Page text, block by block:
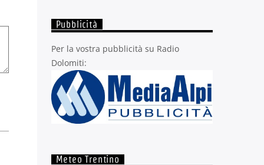
Pubblicità
Per la vostra pubblicità su Radio
Dolomiti:
Meteo Trentino